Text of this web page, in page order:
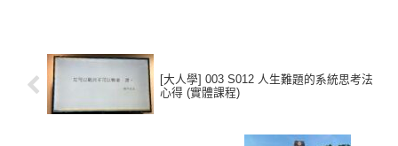
[大人學] 003 S012 人生難題的系統思考法
心得 (實體課程)